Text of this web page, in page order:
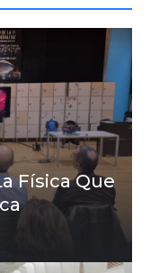
Física Que